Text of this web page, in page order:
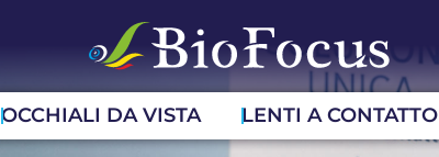
OCCHIALI DA VISTA LENTI A CONTATTO